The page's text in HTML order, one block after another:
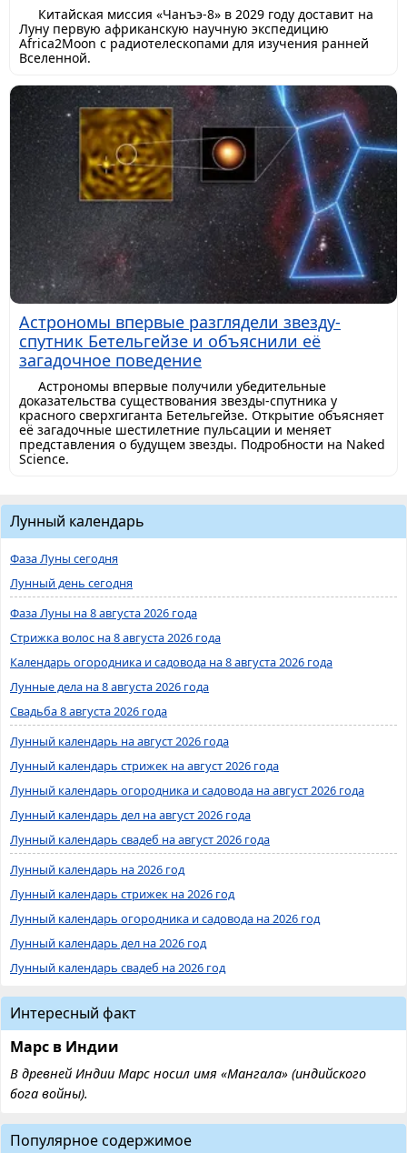
Китайская миссия «Чанъэ-8» в 2029 году доставит на
Луну первую африканскую научную экспедицию
Africa2Moon с радиотелескопами для изучения ранней
Вселенной.
Астрономы впервые разглядели звезду-
спутник Бетельгейзе и объяснили её
загадочное поведение
Астрономы впервые получили убедительные
доказательства существования звезды-спутника у
красного сверхгиганта Бетельгейзе. Открытие объясняет
её загадочные шестилетние пульсации и меняет
представления о будущем звезды. Подробности на Naked
Science.
Лунный календарь
Фаза Луны сегодня
Лунный день сегодня
Фаза Луны на 8 августа 2026 года
Стрижка волос на 8 августа 2026 года
Календарь огородника и садовода на 8 августа 2026 года
Лунные дела на 8 августа 2026 года
Свадьба 8 августа 2026 года
Лунный календарь на август 2026 года
Лунный календарь стрижек на август 2026 года
Лунный календарь огородника и садовода на август 2026 года
Лунный календарь дел на август 2026 года
Лунный календарь свадеб на август 2026 года
Лунный календарь на 2026 год
Лунный календарь стрижек на 2026 год
Лунный календарь огородника и садовода на 2026 год
Лунный календарь дел на 2026 год
Лунный календарь свадеб на 2026 год
Интересный факт
Марс в Индии
В древней Индии Марс носил имя «Мангала» (индийского
бога войны).
Популярное содержимое